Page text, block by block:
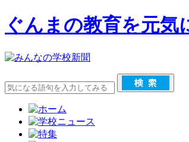
ぐんまの教育を元